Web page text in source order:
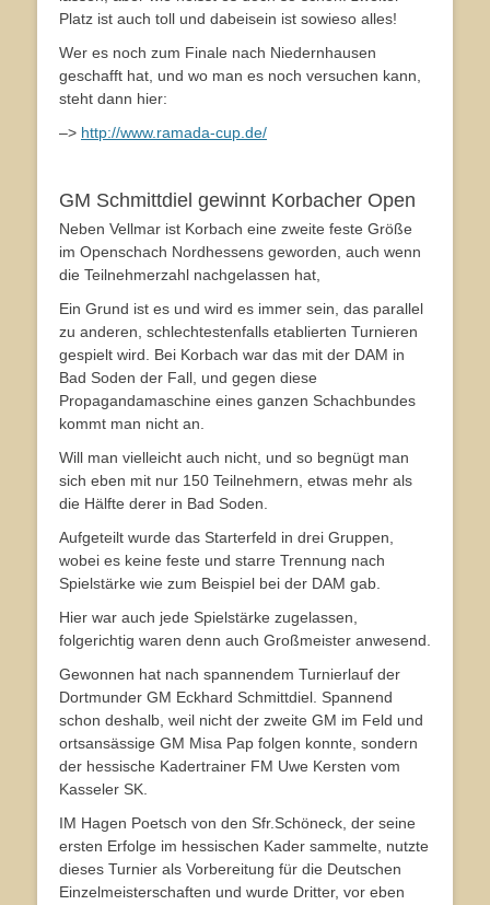
Platz ist auch toll und dabeisein ist sowieso alles!
Wer es noch zum Finale nach Niedernhausen
geschafft hat, und wo man es noch versuchen kann,
steht dann hier:
–> http://www.ramada-cup.de/
GM Schmittdiel gewinnt Korbacher Open
Neben Vellmar ist Korbach eine zweite feste Größe
im Openschach Nordhessens geworden, auch wenn
die Teilnehmerzahl nachgelassen hat,
Ein Grund ist es und wird es immer sein, das parallel
zu anderen, schlechtestenfalls etablierten Turnieren
gespielt wird. Bei Korbach war das mit der DAM in
Bad Soden der Fall, und gegen diese
Propagandamaschine eines ganzen Schachbundes
kommt man nicht an.
Will man vielleicht auch nicht, und so begnügt man
sich eben mit nur 150 Teilnehmern, etwas mehr als
die Hälfte derer in Bad Soden.
Aufgeteilt wurde das Starterfeld in drei Gruppen,
wobei es keine feste und starre Trennung nach
Spielstärke wie zum Beispiel bei der DAM gab.
Hier war auch jede Spielstärke zugelassen,
folgerichtig waren denn auch Großmeister anwesend.
Gewonnen hat nach spannendem Turnierlauf der
Dortmunder GM Eckhard Schmittdiel. Spannend
schon deshalb, weil nicht der zweite GM im Feld und
ortsansässige GM Misa Pap folgen konnte, sondern
der hessische Kadertrainer FM Uwe Kersten vom
Kasseler SK.
IM Hagen Poetsch von den Sfr.Schöneck, der seine
ersten Erfolge im hessischen Kader sammelte, nutzte
dieses Turnier als Vorbereitung für die Deutschen
Einzelmeisterschaften und wurde Dritter, vor eben